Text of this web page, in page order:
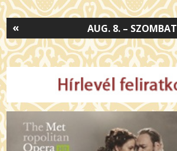
AUG. 8. – SZOMBAT
«